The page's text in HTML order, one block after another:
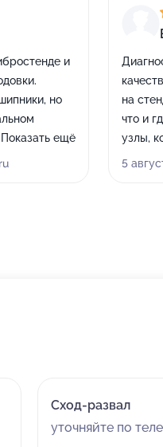
и
но
Показать ещё
на
что и
узлы,
что
5
Сход-развал
уточняйте по